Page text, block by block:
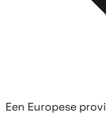
Een Europese